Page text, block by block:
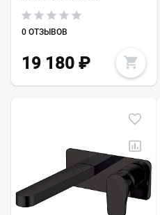
0 ОТЗЫВОВ
19 180 ₽